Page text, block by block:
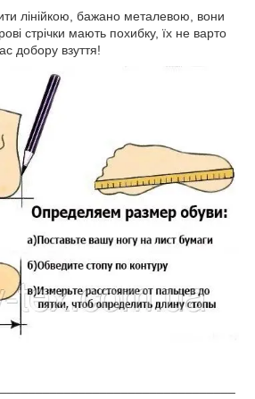
лінійкою, бажано металевою, вони
стрічки мають похибку, їх не варто
добору взуття!